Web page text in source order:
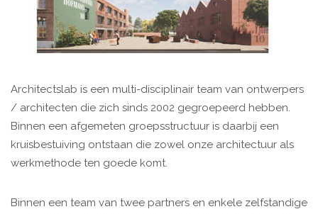
Architectslab is een multi-disciplinair team van ontwerpers
/ architecten die zich sinds 2002 gegroepeerd hebben.
Binnen een afgemeten groepsstructuur is daarbij een
kruisbestuiving ontstaan die zowel onze architectuur als
werkmethode ten goede komt.
Binnen een team van twee partners en enkele zelfstandige